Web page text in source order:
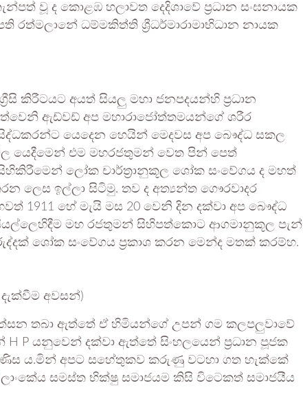
වූ ද කොළඹ හලාවත දෙදිශාවේ ප්‍රධාන සංඝනායක
රත්මලානේ ධම්මකිත්ති ශ්‍රීධර්මාරාමාභිධාන නායක
කිරීටයට අයත් සියලු මහා ජනපදයන්හි ප්‍රධාන
ඇඩ්වඩ් අප මහාරාජෝත්තමයන්ගේ ශරීර
සිද්ධකරන්ට යෙදෙන හෙයින් මෙදවස අප බෞද්ධ සකල
යෙදීමෙන් එම මහරජතුමන් වෙත පින් පෙත්
ලෝක චාර්ත්‍රානුකූල ශෝක සංවේගය ද මහත්
ලෙස ඉල්ලා සිටිමු. තව ද අත්‍යන්‍ත ගෞරවාදර
1911 හේ මැයි මස 20 වෙනි දින දක්වා අප බෞද්ධ
මහ රජතුමන් සිහිපත්කොට ආගමානුකූල පැන්
ශෝක සංවේගය ප්‍රකාශ කරන මෙන්ද මතක් කරම්හ.
දැක්වීම අවසන්)
තබා ඇත්තේ ඒ හිමියන්ගේ උපන් ගම කලපලුවාවේ
P යනුවෙන් දක්වා ඇත්තේ සිංහලයෙන් ප්‍රධාන පූජක
ය.මින් අපට සහේතුකව කරුණු වටහා ගත හැක්කේ
සමස්ත භික්ෂු සමාජයම කිසි විටෙකත් සමාජයීය